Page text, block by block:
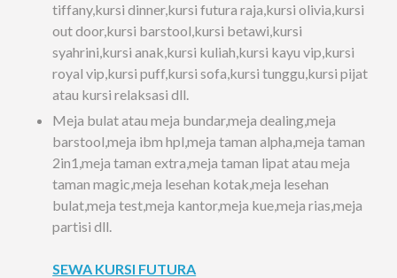
tiffany,kursi dinner,kursi futura raja,kursi olivia,kursi
out door,kursi barstool,kursi betawi,kursi
syahrini,kursi anak,kursi kuliah,kursi kayu vip,kursi
royal vip,kursi puff,kursi sofa,kursi tunggu,kursi pijat
atau kursi relaksasi dll.
Meja bulat atau meja bundar,meja dealing,meja
barstool,meja ibm hpl,meja taman alpha,meja taman
2in1,meja taman extra,meja taman lipat atau meja
taman magic,meja lesehan kotak,meja lesehan
bulat,meja test,meja kantor,meja kue,meja rias,meja
partisi dll.
SEWA KURSI FUTURA